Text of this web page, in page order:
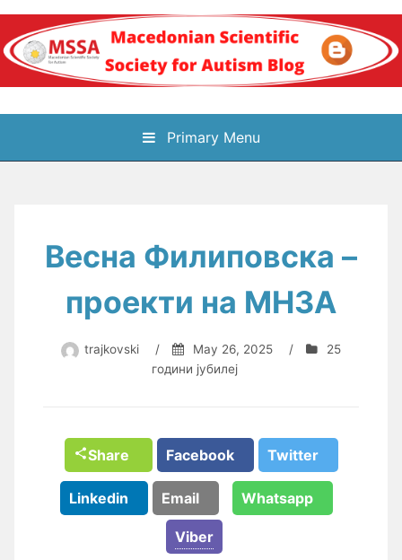
Skip
content
Блог на
Македонското научно
аутизам
Primary Menu
Весна Филиповска –
проекти на МНЗА
trajkovski / May 26, 2025 /
25
години јубилеј
Share Facebook Twitter
Linkedin Email Whatsapp
Viber